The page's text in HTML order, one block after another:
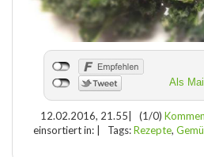
Als
12.02.2016, 21.55 (1/0)
einsortiert in:
Tags:Rezepte,